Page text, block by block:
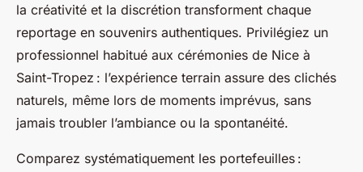
la créativité et la discrétion transforment chaque
reportage en souvenirs authentiques. Privilégiez un
professionnel habitué aux cérémonies de Nice à
Saint-Tropez : l’expérience terrain assure des clichés
naturels, même lors de moments imprévus, sans
jamais troubler l’ambiance ou la spontanéité.
Comparez systématiquement les portefeuilles :